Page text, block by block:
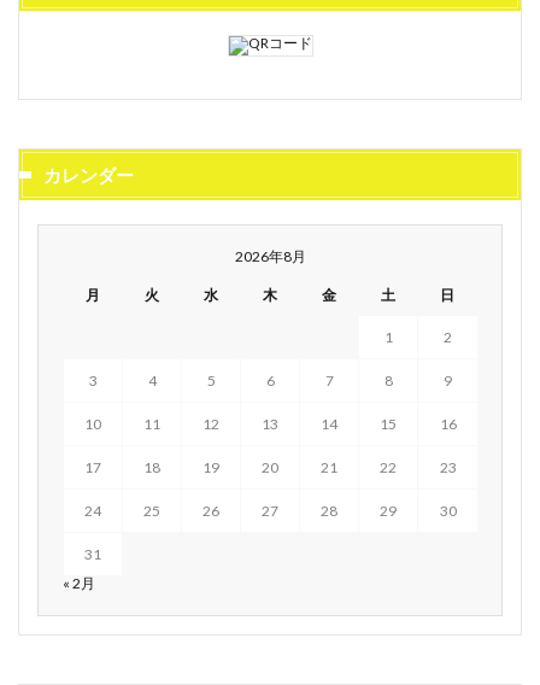
カレンダー
2026年8月
月 火 水 木 金 土 日
1 2
3 4 5 6 7 8 9
10 11 12 13 14 15 16
17 18 19 20 21 22 23
24 25 26 27 28 29 30
31
« 2月